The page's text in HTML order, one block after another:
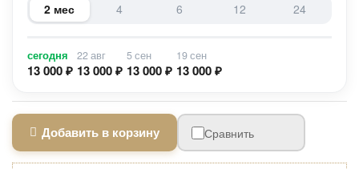
2 мес 4 6 12 24
сегодня
13 000 ₽
22 авг
13 000 ₽
5 сен
13 000 ₽
19 сен
13 000 ₽
Добавить в корзину Сравнить